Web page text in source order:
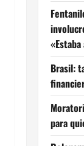
Brasil:
para